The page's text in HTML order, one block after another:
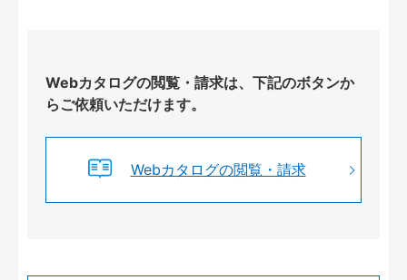
Webカタログの閲覧・請求は、下記のボタンか
らご依頼いただけます。
Webカタログの閲覧・請求